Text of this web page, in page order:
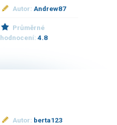
Autor:Andrew87
Průměrné
hodnocení:4.8
Autor: berta123